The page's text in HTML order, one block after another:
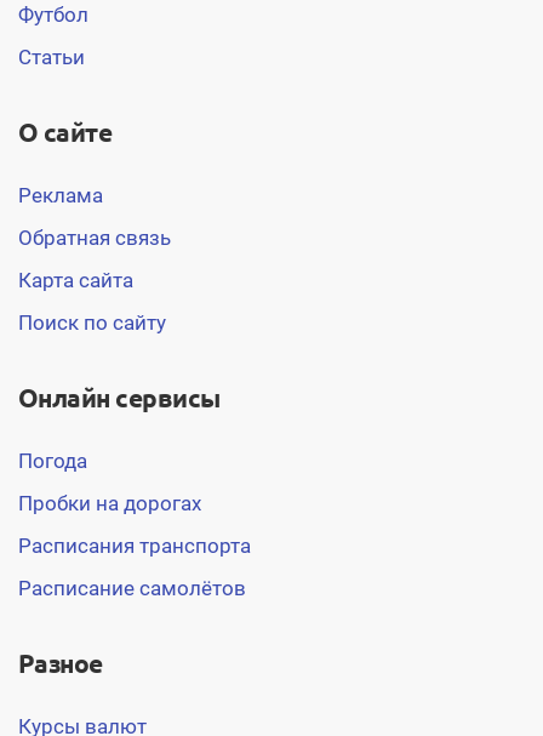
Футбол
Статьи
О сайте
Реклама
Обратная связь
Карта сайта
Поиск по сайту
Онлайн сервисы
Погода
Пробки на дорогах
Расписания транспорта
Расписание самолётов
Разное
Курсы валют